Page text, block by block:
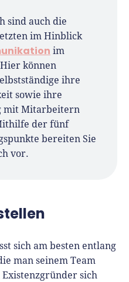
sind auch die
im Hinblick
im
können
ihre
sowie ihre
mit Mitarbeitern
der fünf
bereiten Sie
vor.
sich am besten entlang
man seinem Team
sich